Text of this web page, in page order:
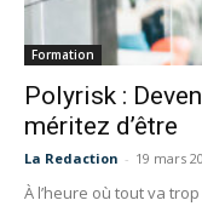
Formation
Polyrisk :
méritez d’être
La Redaction - 19 mars
À l’heure où tout va